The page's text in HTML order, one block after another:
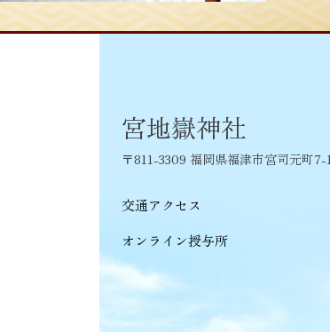
ビ
シ
ョ
ン
宮地嶽神社
〒811-3309 福岡県福津市宮司元町7-1
交通アクセス
オンライン授与所